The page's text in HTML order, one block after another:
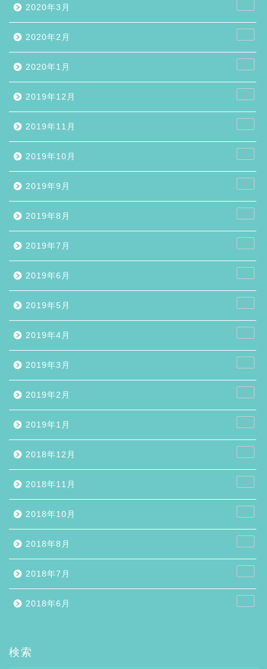
2020年3月 1
2020年2月 1
2020年1月 2
2019年12月 5
2019年11月 7
2019年10月 2
2019年9月 3
2019年8月 4
2019年7月 1
2019年6月 1
2019年5月 1
2019年4月 3
2019年3月 1
2019年2月 2
2019年1月 3
2018年12月 2
2018年11月 4
2018年10月 1
2018年8月 1
2018年7月 7
2018年6月 7
検索